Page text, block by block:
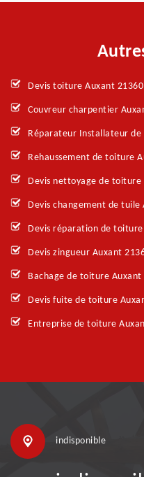
Devis toiture Auxant 21360
Couvreur charpentier
Réparateur Installateur de
Rehaussement de toiture
Devis nettoyage de toiture
Devis changement de tuile
Devis réparation de
Devis zingueur Auxant
Bachage de toiture Auxant
Devis fuite de toiture
Entreprise de toiture
indisponible